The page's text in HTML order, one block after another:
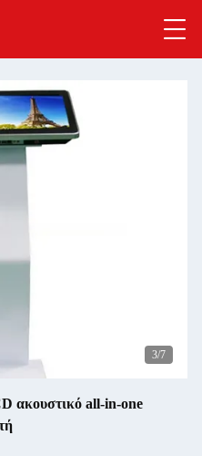
4/7
ακουστικό all-in-one